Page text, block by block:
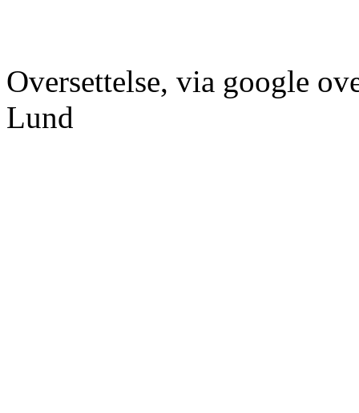
Oversettelse, via google
Lund